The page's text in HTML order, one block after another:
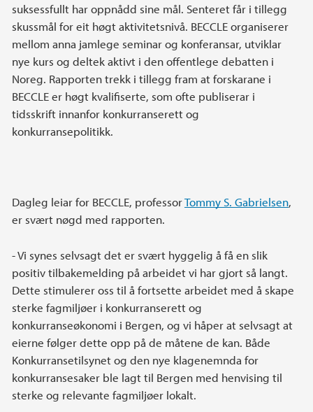
suksessfullt har oppnådd sine mål. Senteret får i tillegg
skussmål for eit høgt aktivitetsnivå. BECCLE organiserer
mellom anna jamlege seminar og konferansar, utviklar
nye kurs og deltek aktivt i den offentlege debatten i
Noreg. Rapporten trekk i tillegg fram at forskarane i
BECCLE er høgt kvalifiserte, som ofte publiserar i
tidsskrift innanfor konkurranserett og
konkurransepolitikk.
Dagleg leiar for BECCLE, professorTommy S. Gabrielsen,
er svært nøgd med rapporten.
- Vi synes selvsagt det er svært hyggelig å få en slik
positiv tilbakemelding på arbeidet vi har gjort så langt.
Dette stimulerer oss til å fortsette arbeidet med å skape
sterke fagmiljøer i konkurranserett og
konkurranseøkonomi i Bergen, og vi håper at selvsagt at
eierne følger dette opp på de måtene de kan. Både
Konkurransetilsynet og den nye klagenemnda for
konkurransesaker ble lagt til Bergen med henvising til
sterke og relevante fagmiljøer lokalt.